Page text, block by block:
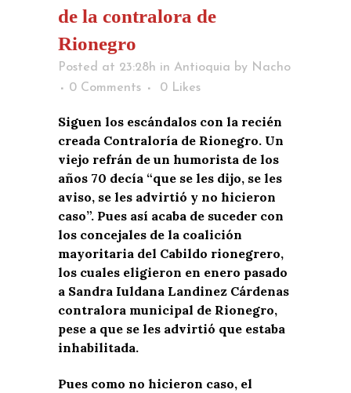
de la contralora de
Rionegro
Posted at 23:28h in Antioquia by Nacho
0 Comments
0 Likes
Siguen los escándalos con la recién
creada Contraloría de Rionegro. Un
viejo refrán de un humorista de los
años 70 decía “que se les dijo, se les
aviso, se les advirtió y no hicieron
caso”. Pues así acaba de suceder con
los concejales de la coalición
mayoritaria del Cabildo rionegrero,
los cuales eligieron en enero pasado
a Sandra Iuldana Landinez Cárdenas
contralora municipal de Rionegro,
pese a que se les advirtió que estaba
inhabilitada.
Pues como no hicieron caso, el